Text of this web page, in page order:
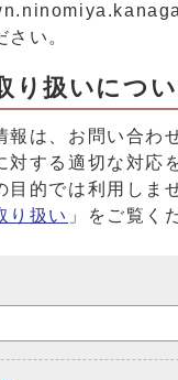
さい。
り扱いにつ
報は、お問い合わ
対する適切な対応
目的では利用しま
り扱い 」をご覧く